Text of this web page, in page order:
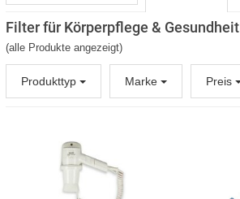
Filter für Körperpflege & Gesundheit
(alle Produkte angezeigt)
Produkttyp Marke Preis